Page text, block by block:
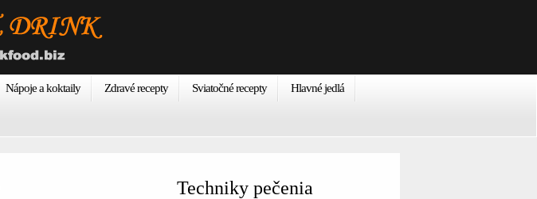
Nápoje a koktaily Zdravé recepty Sviatočné recepty Hlavné jedlá
Techniky pečenia